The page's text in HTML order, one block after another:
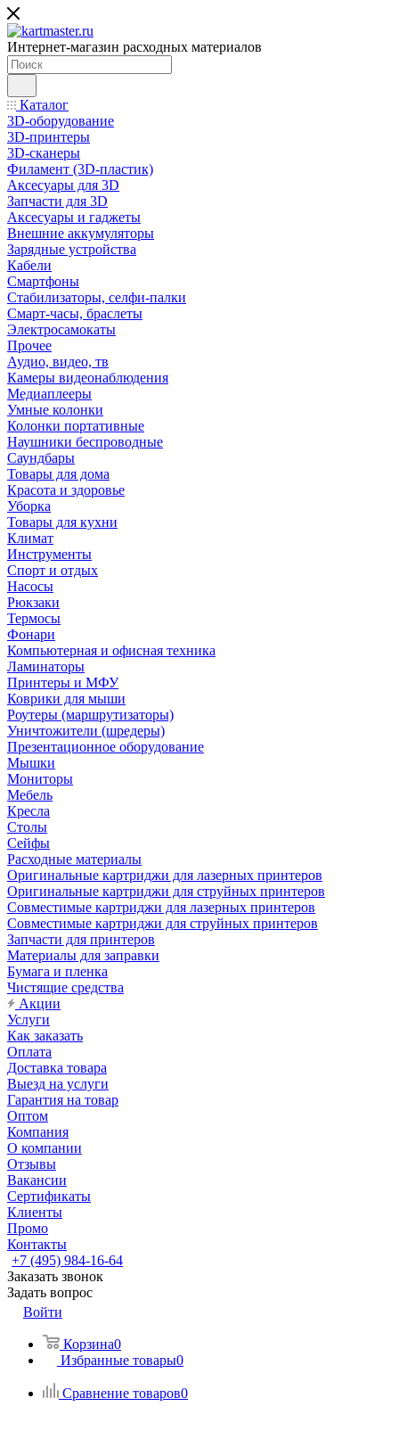
Интернет-магазин расходных материалов
Каталог
3D-оборудование
3D-принтеры
3D-сканеры
Филамент (3D-пластик)
Аксесуары для 3D
Запчасти для 3D
Аксесуары и гаджеты
Внешние аккумуляторы
Зарядные устройства
Кабели
Смартфоны
Стабилизаторы, селфи-палки
Смарт-часы, браслеты
Электросамокаты
Прочее
Аудио, видео, тв
Камеры видеонаблюдения
Медиаплееры
Умные колонки
Колонки портативные
Наушники беспроводные
Саундбары
Товары для дома
Красота и здоровье
Уборка
Товары для кухни
Климат
Инструменты
Спорт и отдых
Насосы
Рюкзаки
Термосы
Фонари
Компьютерная и офисная техника
Ламинаторы
Принтеры и МФУ
Коврики для мыши
Роутеры (маршрутизаторы)
Уничтожители (шредеры)
Презентационное оборудование
Мышки
Мониторы
Мебель
Кресла
Столы
Сейфы
Расходные материалы
Оригинальные картриджи для лазерных принтеров
Оригинальные картриджи для струйных принтеров
Совместимые картриджи для лазерных принтеров
Совместимые картриджи для струйных принтеров
Запчасти для принтеров
Материалы для заправки
Бумага и пленка
Чистящие средства
Акции
Услуги
Как заказать
Оплата
Доставка товара
Выезд на услуги
Гарантия на товар
Оптом
Компания
О компании
Отзывы
Вакансии
Сертификаты
Клиенты
Промо
Контакты
+7 (495) 984-16-64
Заказать звонок
Задать вопрос
Войти
Корзина0
Избранные товары0
Сравнение товаров0